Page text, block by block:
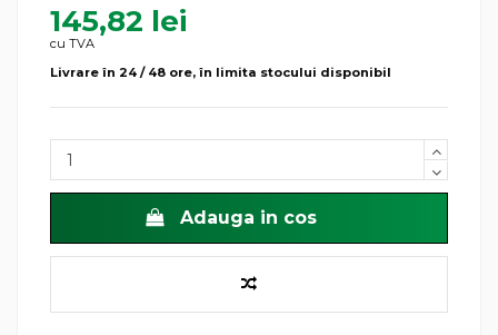
145,82 lei
cu TVA
Livrare în 24 / 48 ore, în limita stocului disponibil
Adauga in cos